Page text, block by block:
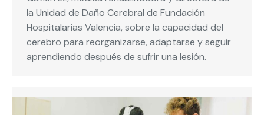
la Unidad de Daño Cerebral de Fundación
Hospitalarias Valencia, sobre la capacidad del
cerebro para reorganizarse, adaptarse y seguir
aprendiendo después de sufrir una lesión.